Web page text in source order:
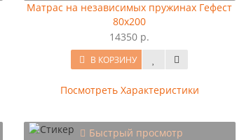
Матрас на независимых пружинах Гефест
80x200
14350 р.
В КОРЗИНУ
Посмотреть Характеристики
Быстрый просмотр